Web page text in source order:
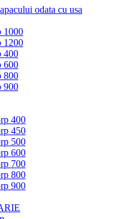
odata cu usa
1000
1200
400
600
800
900
400
450
500
600
700
800
900